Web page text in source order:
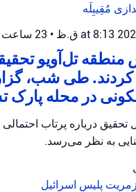
مُقِیبِلَه
• 23 ساعت پیش
منطقه تل‌آویو
کردند. طی شب،
در محله پارک
تحقیق درباره پرتاب
به نظر می‌رسد.
پلیس اسرائیل